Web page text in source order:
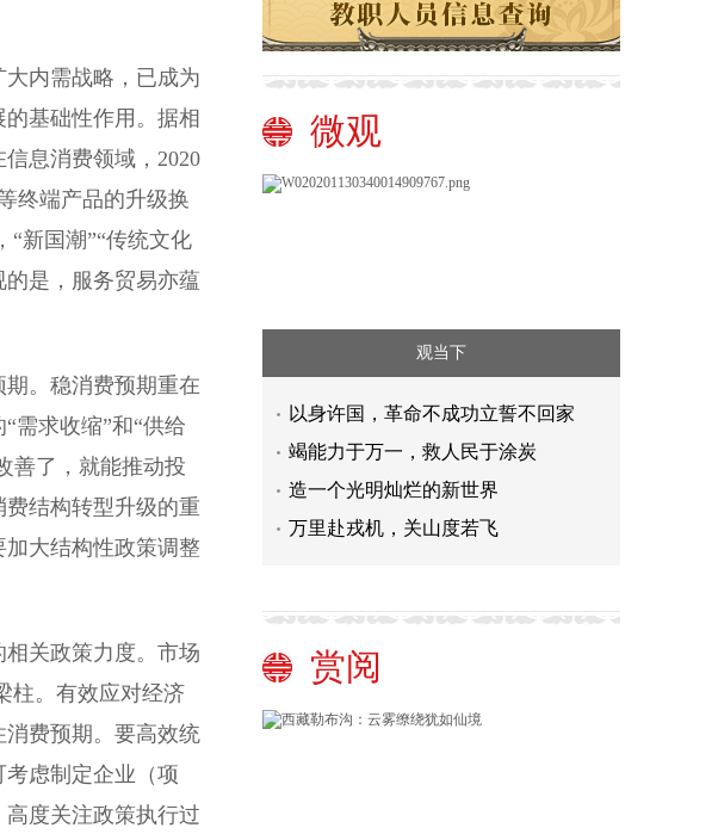
内需战略，已成为
基础性作用。据相
息消费领域，2020
终端产品的升级换
新国潮”“传统文化
是，服务贸易亦蕴
。稳消费预期重在
需求收缩”和“供给
善了，就能推动投
结构转型升级的重
大结构性政策调整
关政策力度。市场
柱。有效应对经济
费预期。要高效统
虑制定企业（项
度关注政策执行过
微观
观当下
以身许国，革命不成功立誓不回家
竭能力于万一，救人民于涂炭
造一个光明灿烂的新世界
万里赴戎机，关山度若飞
赏阅